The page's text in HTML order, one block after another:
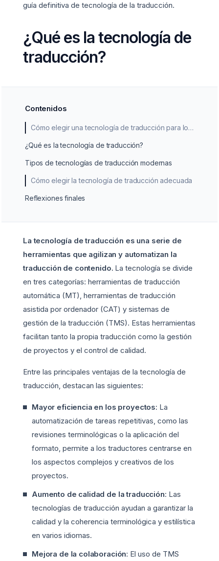
guía definitiva de tecnología de la traducción.
¿Qué es la tecnología de
traducción?
Contenidos
Cómo elegir una tecnología de traducción para los proyectos de localización
¿Qué es la tecnología de traducción?
Tipos de tecnologías de traducción modernas
Cómo elegir la tecnología de traducción adecuada
Reflexiones finales
La tecnología de traducción es una serie de
herramientas que agilizan y automatizan la
traducción de contenido. La tecnología se divide
en tres categorías: herramientas de traducción
automática (MT), herramientas de traducción
asistida por ordenador (CAT) y sistemas de
gestión de la traducción (TMS). Estas herramientas
facilitan tanto la propia traducción como la gestión
de proyectos y el control de calidad.
Entre las principales ventajas de la tecnología de
traducción, destacan las siguientes:
Mayor eficiencia en los proyectos: La
automatización de tareas repetitivas, como las
revisiones terminológicas o la aplicación del
formato, permite a los traductores centrarse en
los aspectos complejos y creativos de los
proyectos.
Aumento de calidad de la traducción: Las
tecnologías de traducción ayudan a garantizar la
calidad y la coherencia terminológica y estilística
en varios idiomas.
Mejora de la colaboración: El uso de TMS